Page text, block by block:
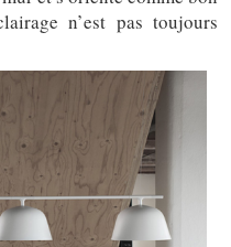
n’est pas toujours